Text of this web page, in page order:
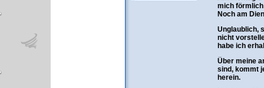
mich
Noch am
Unglaublich,
nicht
habe ich
Über meine
sind, kommt
herein.